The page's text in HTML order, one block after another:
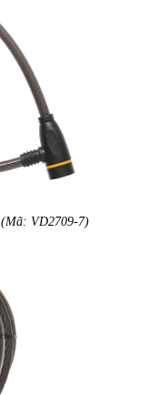
(Mã: VD2709-7)